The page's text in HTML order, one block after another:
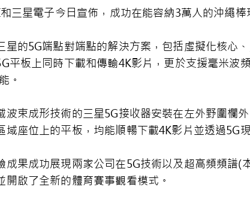
三星電子今日宣佈，成功在能容納3萬人的沖繩棒
星的5G端點對端點的解決方案，包括虛擬化核心
平板上同時下載和傳輸4K影片，更於支援毫米波
。
波束成形技術的三星5G接收器安裝在左外野圍欄
域座位上的平板，均能順暢下載4K影片並透過5G
成果成功展現兩家公司在5G技術以及超高頻頻譜
開啟了全新的體育賽事觀看模式。